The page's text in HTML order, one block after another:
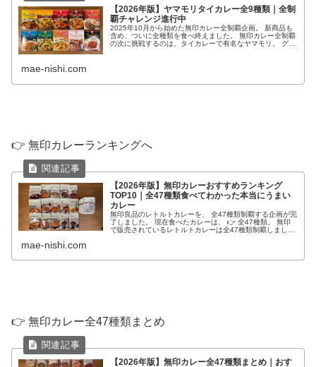
【2026年版】ヤマモリタイカレー全9種類｜全制
覇チャレンジ進行中
2025年10月から始めた無印カレー全制覇企画。 新商品も
含め、ついに全種類を食べ終えました。 無印カレー全制覇
の次に挑戦するのは、タイカレーで有名なヤマモリ。 グリ
mae-nishi.com
👉 無印カレーランキングへ
【2026年版】無印カレーおすすめランキング
TOP10｜全47種類食べてわかった本当にうまい
カレー
無印良品のレトルトカレーを、 全47種類制覇する企画が完
了しました。 現在食べたカレーは、 👉 全47種類。 無印
で販売されているレトルトカレーは全47種類制覇しまし
mae-nishi.com
👉 無印カレー全47種類まとめ
【2026年版】無印カレー全47種類まとめ｜おす